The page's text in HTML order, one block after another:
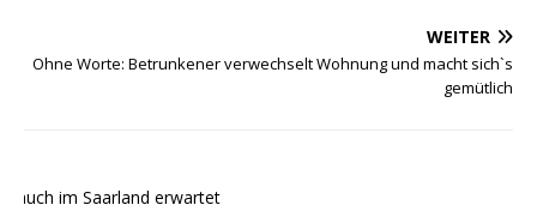
WEITER
Ohne Worte: Betrunkener verwechselt Wohnung und macht sich`s
gemütlich
im Saarland erwartet